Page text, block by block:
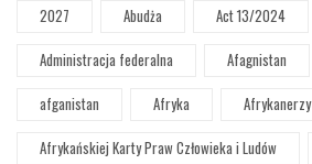
2027
Abudża
Act 13/2024
Administracja federalna
Afagnistan
afganistan
Afryka
Afrykanerzy
Afrykańskiej Karty Praw Człowieka i Ludów